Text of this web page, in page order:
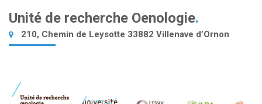
Unité de recherche Oenologie.
210, Chemin de Leysotte 33882 Villenave d’Ornon